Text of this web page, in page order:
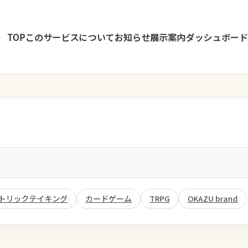
TOPこのサービスについてお知らせ展示案内ダッシュボード
トリックテイキング カードゲーム TRPG OKAZU brand